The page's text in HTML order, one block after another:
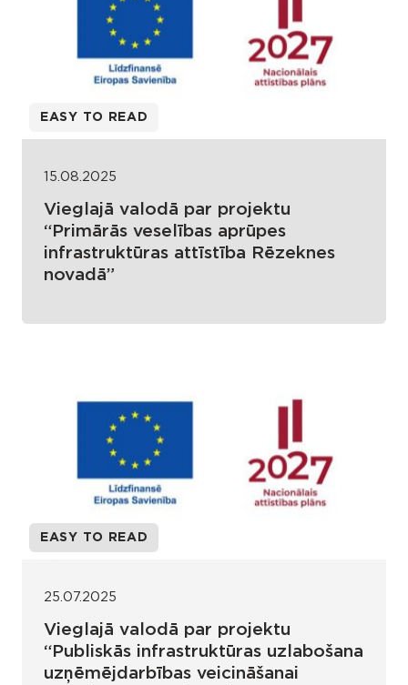
EASY TO READ
15.08.2025
Vieglajā valodā par projektu
“Primārās veselības aprūpes
infrastruktūras attīstība Rēzeknes
novadā”
EASY TO READ
25.07.2025
Vieglajā valodā par projektu
“Publiskās infrastruktūras uzlabošana
uzņēmējdarbības veicināšanai